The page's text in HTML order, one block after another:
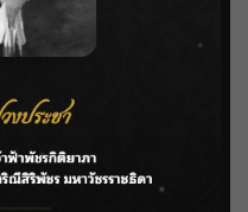
ญหาโครงการประตู